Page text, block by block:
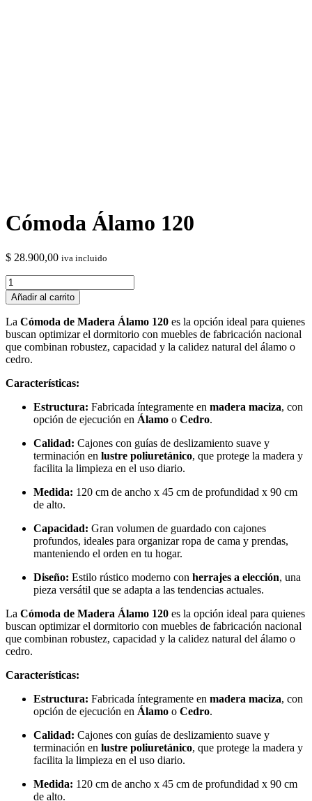
Cómoda Álamo 120
$ 28.900,00 iva incluido
Cómoda
Álamo
120
cantidad
Añadir al carrito
La Cómoda de Madera Álamo 120 es la opción ideal para quienes
buscan optimizar el dormitorio con muebles de fabricación nacional
que combinan robustez, capacidad y la calidez natural del álamo o
cedro.
Características:
Estructura: Fabricada íntegramente en madera maciza, con
opción de ejecución en Álamo o Cedro.
Calidad: Cajones con guías de deslizamiento suave y
terminación en lustre poliuretánico, que protege la madera y
facilita la limpieza en el uso diario.
Medida: 120 cm de ancho x 45 cm de profundidad x 90 cm
de alto.
Capacidad: Gran volumen de guardado con cajones
profundos, ideales para organizar ropa de cama y prendas,
manteniendo el orden en tu hogar.
Diseño: Estilo rústico moderno con herrajes a elección, una
pieza versátil que se adapta a las tendencias actuales.
La Cómoda de Madera Álamo 120 es la opción ideal para quienes
buscan optimizar el dormitorio con muebles de fabricación nacional
que combinan robustez, capacidad y la calidez natural del álamo o
cedro.
Características:
Estructura: Fabricada íntegramente en madera maciza, con
opción de ejecución en Álamo o Cedro.
Calidad: Cajones con guías de deslizamiento suave y
terminación en lustre poliuretánico, que protege la madera y
facilita la limpieza en el uso diario.
Medida: 120 cm de ancho x 45 cm de profundidad x 90 cm
de alto.